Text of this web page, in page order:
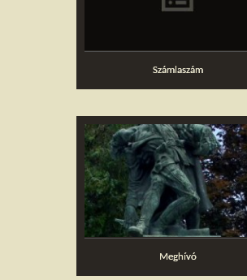
Számlaszám
Meghívó